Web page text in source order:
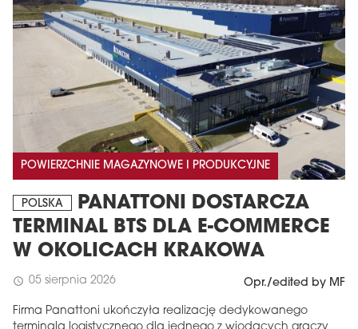
POWIERZCHNIE MAGAZYNOWE I PRODUKCYJNE
POLSKA
PANATTONI DOSTARCZA
TERMINAL BTS DLA E-COMMERCE
W OKOLICACH KRAKOWA
schedule 05 sierpnia 2026 Opr./edited by MF
Firma Panattoni ukończyła realizację dedykowanego